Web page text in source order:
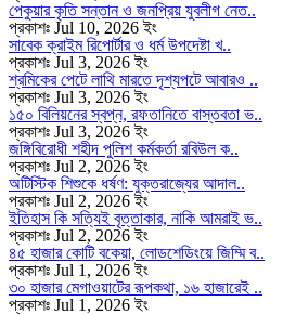
পেকুয়ার কৃতি সন্তান ও জনপ্রিয় যুবলীগ নেত..
প্রকাশঃ Jul 10, 2026 ইং
সাবেক ক্রাইম রিপোর্টার ও ধর্ম উপদেষ্টা খ..
প্রকাশঃ Jul 3, 2026 ইং
শ্রমিকের পেটে লাথি মারতে দৃশ্যপটে আবারও ..
প্রকাশঃ Jul 3, 2026 ইং
১৫০ বিলিয়নের স্বপ্ন, রফতানিতে বাস্তবতা ভ..
প্রকাশঃ Jul 3, 2026 ইং
জঙ্গিবিরোধী শহীদ পুলিশ কর্মকর্তা রবিউল ক..
প্রকাশঃ Jul 2, 2026 ইং
অটিস্টিক শিশুকে ধর্ষণ: যুক্তরাজ্যের আদাল..
প্রকাশঃ Jul 2, 2026 ইং
ইতিহাস কি সত্যিই বৃত্তাকার, নাকি আমরাই ভ..
প্রকাশঃ Jul 2, 2026 ইং
৪৫ হাজার কোটি বকেয়া, লোডশেডিংয়ে জিম্মি ব..
প্রকাশঃ Jul 1, 2026 ইং
৩০ হাজার মেগাওয়াটের রূপকথা, ১৬ হাজারেই ..
প্রকাশঃ Jul 1, 2026 ইং